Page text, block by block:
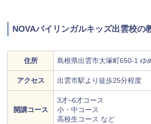
NOVAバイリンガルキッズ出雲校の
住所 島根県出雲市大塚町650-1 ゆ
アクセス 出雲市駅より徒歩25分程度
開講コース
3才~6才コース
小・中コース
高校生コース など